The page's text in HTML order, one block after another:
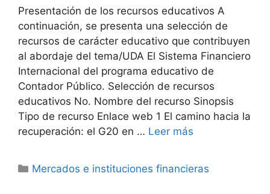
Presentación de los recursos educativos A
continuación, se presenta una selección de
recursos de carácter educativo que contribuyen
al abordaje del tema/UDA El Sistema Financiero
Internacional del programa educativo de
Contador Público. Selección de recursos
educativos No. Nombre del recurso Sinopsis
Tipo de recurso Enlace web 1 El camino hacia la
recuperación: el G20 en … Leer más
Categorías
Mercados e instituciones financieras